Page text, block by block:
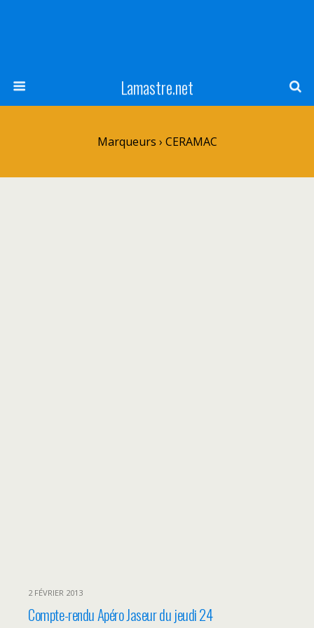
Lamastre.net
Marqueurs › CERAMAC
2 FÉVRIER 2013
Compte-rendu Apéro Jaseur du jeudi 24